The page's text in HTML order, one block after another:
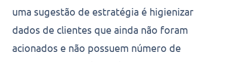
uma sugestão de estratégia é higienizar
dados de clientes que ainda não foram
acionados e não possuem número de